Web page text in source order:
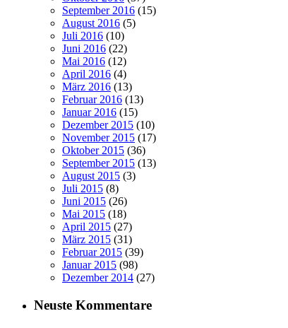
September 2016 (15)
August 2016 (5)
Juli 2016 (10)
Juni 2016 (22)
Mai 2016 (12)
April 2016 (4)
März 2016 (13)
Februar 2016 (13)
Januar 2016 (15)
Dezember 2015 (10)
November 2015 (17)
Oktober 2015 (36)
September 2015 (13)
August 2015 (3)
Juli 2015 (8)
Juni 2015 (26)
Mai 2015 (18)
April 2015 (27)
März 2015 (31)
Februar 2015 (39)
Januar 2015 (98)
Dezember 2014 (27)
Neuste Kommentare